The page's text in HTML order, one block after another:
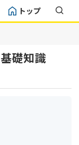
トップ
礎知識